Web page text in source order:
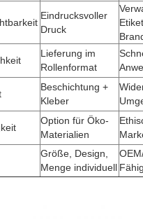
Eindrucksvoller
Druck
Lieferung im
Rollenformat
Beschichtung +
Kleber
Option für Öko-
Materialien
Größe, Design,
Menge individuell